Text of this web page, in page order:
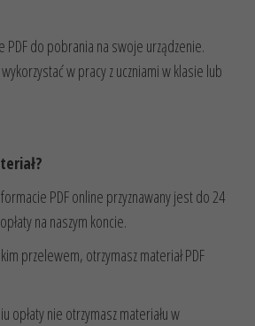
PDF do pobrania na swoje urządzenie.
w pracy z uczniami w klasie lub
PDF online przyznawany jest do 24
na naszym koncie.
przelewem, otrzymasz materiał PDF
opłaty nie otrzymasz materiału w